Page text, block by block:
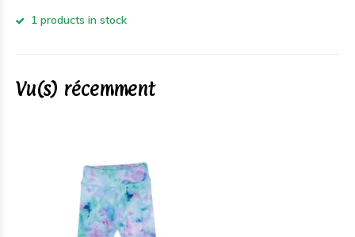
1 products in stock
Vu(s) récemment